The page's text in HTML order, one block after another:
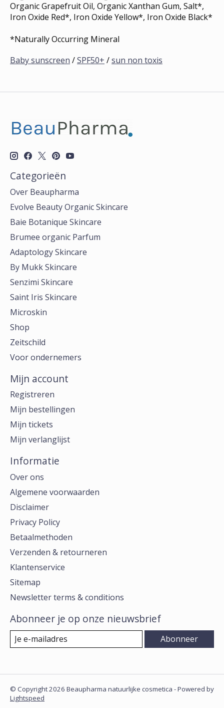
Organic Grapefruit Oil, Organic Xanthan Gum, Salt*,
Iron Oxide Red*, Iron Oxide Yellow*, Iron Oxide Black*
*Naturally Occurring Mineral
Baby sunscreen /SPF50+ /sun non toxis
Categorieën
Over Beaupharma
Evolve Beauty Organic Skincare
Baie Botanique Skincare
Brumee organic Parfum
Adaptology Skincare
By Mukk Skincare
Senzimi Skincare
Saint Iris Skincare
Microskin
Shop
Zeitschild
Voor ondernemers
Mijn account
Registreren
Mijn bestellingen
Mijn tickets
Mijn verlanglijst
Informatie
Over ons
Algemene voorwaarden
Disclaimer
Privacy Policy
Betaalmethoden
Verzenden & retourneren
Klantenservice
Sitemap
Newsletter terms & conditions
Abonneer je op onze nieuwsbrief
Abonneer
© Copyright 2026 Beaupharma natuurlijke cosmetica - Powered by
Lightspeed